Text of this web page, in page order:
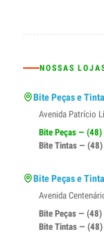
NOSSAS
Bite Peças e
Avenida Patrício
Bite Peças —
Bite Tintas —
Bite Peças e
Avenida
Bite Peças —
Bite Tintas —